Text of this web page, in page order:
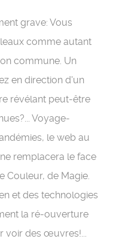
grave: Vous
comme autant
commune. Un
en direction d'un
révélant peut-être
Voyage-
le web au
remplacera le face
Couleur, de Magie.
et des technologies
la ré-ouverture
voir des œuvres!...